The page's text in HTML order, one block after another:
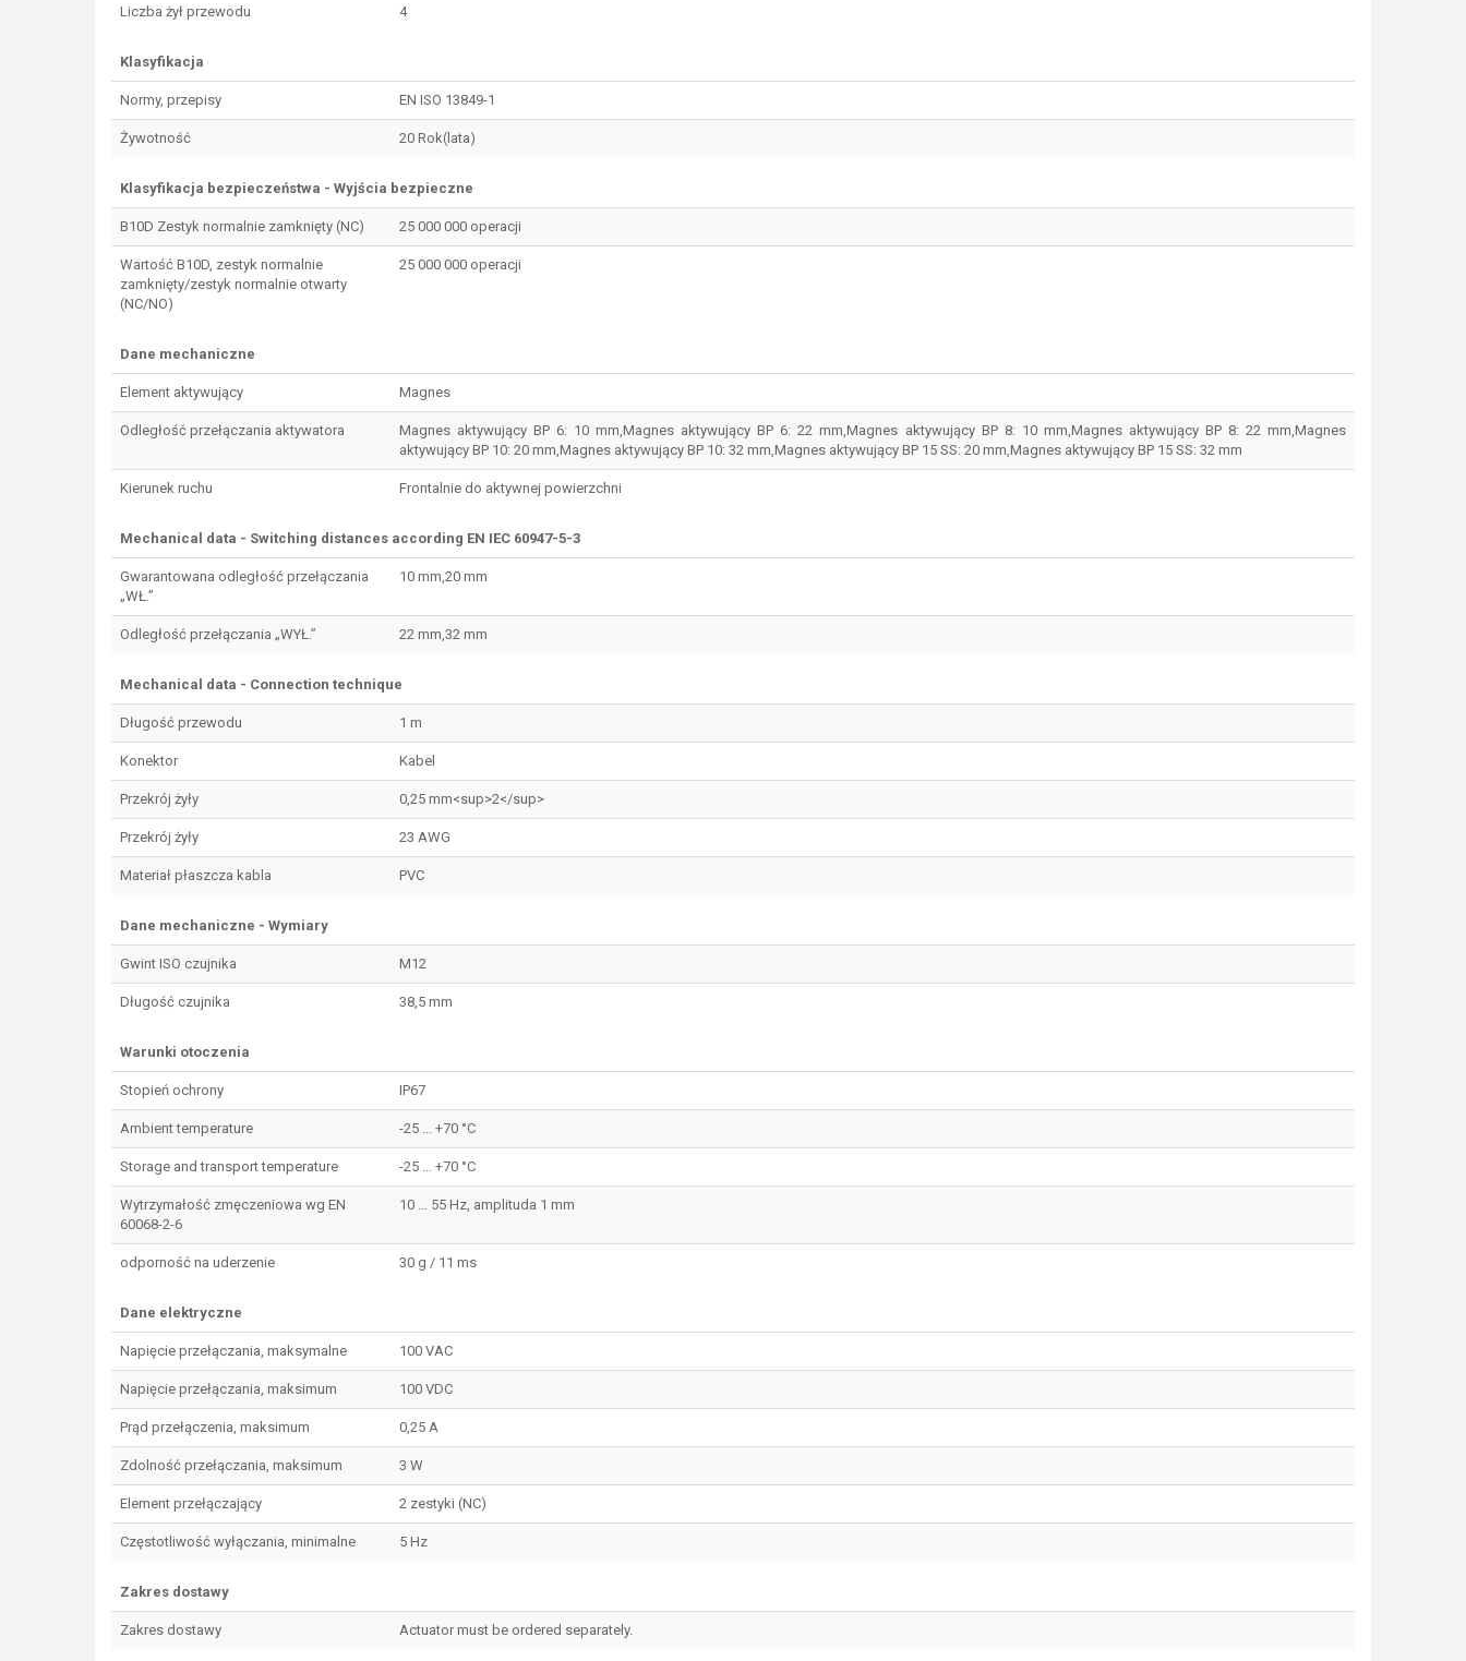
Liczba żył przewodu 4
Klasyfikacja
Normy, przepisy EN ISO 13849-1
Żywotność 20 Rok(lata)
Klasyfikacja bezpieczeństwa - Wyjścia bezpieczne
B10D Zestyk normalnie zamknięty (NC) 25 000 000 operacji
Wartość B10D, zestyk normalnie
zamknięty/zestyk normalnie otwarty
(NC/NO)
25 000 000 operacji
Dane mechaniczne
Element aktywujący Magnes
Odległość przełączania aktywatora
Magnes aktywujący BP 6: 10 mm,Magnes aktywujący BP 6: 22 mm,Magnes aktywujący BP 8: 10 mm,Magnes aktywujący BP 8: 22 mm,Magnes
aktywujący BP 10: 20 mm,Magnes aktywujący BP 10: 32 mm,Magnes aktywujący BP 15 SS: 20 mm,Magnes aktywujący BP 15 SS: 32 mm
Kierunek ruchu Frontalnie do aktywnej powierzchni
Mechanical data - Switching distances according EN IEC 60947-5-3
Gwarantowana odległość przełączania
„WŁ.”
10 mm,20 mm
Odległość przełączania „WYŁ.” 22 mm,32 mm
Mechanical data - Connection technique
Długość przewodu 1 m
Konektor Kabel
Przekrój żyły 0,25 mm<sup>2</sup>
Przekrój żyły 23 AWG
Materiał płaszcza kabla PVC
Dane mechaniczne - Wymiary
Gwint ISO czujnika M12
Długość czujnika 38,5 mm
Warunki otoczenia
Stopień ochrony IP67
Ambient temperature -25 ... +70 °C
Storage and transport temperature -25 ... +70 °C
Wytrzymałość zmęczeniowa wg EN
60068-2-6
10 … 55 Hz, amplituda 1 mm
odporność na uderzenie 30 g / 11 ms
Dane elektryczne
Napięcie przełączania, maksymalne 100 VAC
Napięcie przełączania, maksimum 100 VDC
Prąd przełączenia, maksimum 0,25 A
Zdolność przełączania, maksimum 3 W
Element przełączający 2 zestyki (NC)
Częstotliwość wyłączania, minimalne 5 Hz
Zakres dostawy
Zakres dostawy Actuator must be ordered separately.